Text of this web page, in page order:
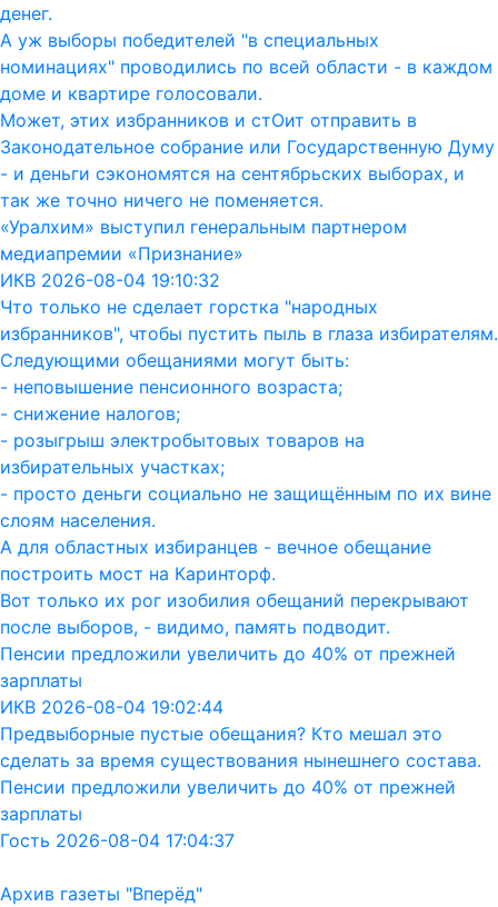
денег.
А уж выборы победителей "в специальных
номинациях" проводились по всей области - в каждом
доме и квартире голосовали.
Может, этих избранников и стОит отправить в
Законодательное собрание или Государственную Думу
- и деньги сэкономятся на сентябрьских выборах, и
так же точно ничего не поменяется.
«Уралхим» выступил генеральным партнером
медиапремии «Признание»
ИКВ 2026-08-04 19:10:32
Что только не сделает горстка "народных
избранников", чтобы пустить пыль в глаза избирателям.
Следующими обещаниями могут быть:
- неповышение пенсионного возраста;
- снижение налогов;
- розыгрыш электробытовых товаров на
избирательных участках;
- просто деньги социально не защищённым по их вине
слоям населения.
А для областных избиранцев - вечное обещание
построить мост на Каринторф.
Вот только их рог изобилия обещаний перекрывают
после выборов, - видимо, память подводит.
Пенсии предложили увеличить до 40% от прежней
зарплаты
ИКВ 2026-08-04 19:02:44
Предвыборные пустые обещания? Кто мешал это
сделать за время существования нынешнего состава.
Пенсии предложили увеличить до 40% от прежней
зарплаты
Гость 2026-08-04 17:04:37
Архив газеты "Вперёд"